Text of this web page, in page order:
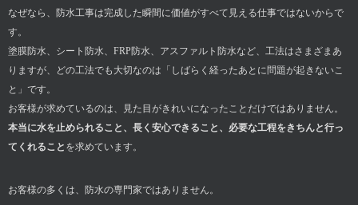
なぜなら、防水工事は完成した瞬間に価値がすべて見える仕事ではないからで
す。
塗膜防水、シート防水、FRP防水、アスファルト防水など、工法はさまざまあ
りますが、どの工法でも大切なのは「しばらく経ったあとに問題が起きないこ
と」です。
お客様が求めているのは、見た目がきれいになったことだけではありません。
本当に水を止められること、長く安心できること、必要な工程をきちんと行っ
てくれること を求めています。
お客様の多くは、防水の専門家ではありません。